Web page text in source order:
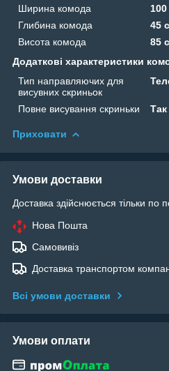
Ширина комода
Глибина комода
45
Висота комода
85
Додаткові характеристики
Тип направляючих для
висувних скриньок
Повне висування скриньки Так
Приховати
Умови доставки
Доставка здійснюється тільки по
Нова Пошта
Самовивіз
Доставка транспортом
Всі умови доставки
Умови оплати